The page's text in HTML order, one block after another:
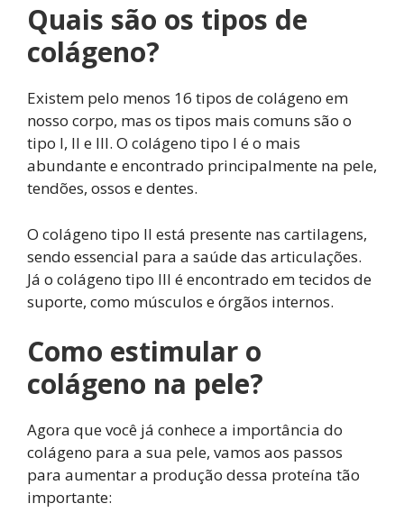
Quais são os tipos de
colágeno?
Existem pelo menos 16 tipos de colágeno em
nosso corpo, mas os tipos mais comuns são o
tipo I, II e III. O colágeno tipo I é o mais
abundante e encontrado principalmente na pele,
tendões, ossos e dentes.
O colágeno tipo II está presente nas cartilagens,
sendo essencial para a saúde das articulações.
Já o colágeno tipo III é encontrado em tecidos de
suporte, como músculos e órgãos internos.
Como estimular o
colágeno na pele?
Agora que você já conhece a importância do
colágeno para a sua pele, vamos aos passos
para aumentar a produção dessa proteína tão
importante: